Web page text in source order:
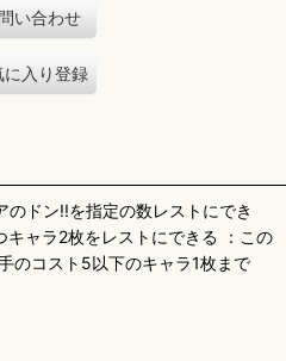
い合わせ
に入り登録
のドン!!を指定の数レストにでき
ャラ2枚をレストにできる ：この
のコスト5以下のキャラ1枚まで